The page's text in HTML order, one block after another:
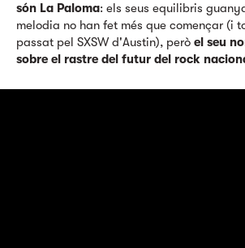
són La Paloma: els seus equilibris
melodia no han fet més que començar (i
passat pel SXSW d'Austin), però el seu
sobre el rastre del futur del rock